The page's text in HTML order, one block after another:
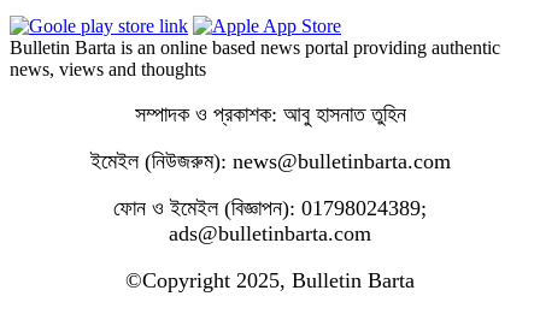
Bulletin Barta is an online based news portal providing authentic
news, views and thoughts
সম্পাদক ও প্রকাশক: আবু হাসনাত তুহিন
ইমেইল (নিউজরুম): news@bulletinbarta.com
ফোন ও ইমেইল (বিজ্ঞাপন): 01798024389;
ads@bulletinbarta.com
©️Copyright 2025, Bulletin Barta